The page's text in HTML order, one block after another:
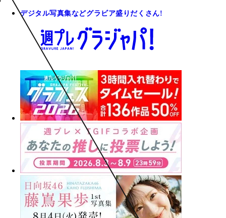
デジタル写真集などグラビア盛りだくさん!